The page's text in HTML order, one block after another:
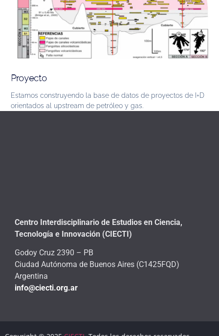
Proyecto
Estamos construyendo la base de datos de proyectos de I+D
orientados al upstream de petróleo y gas.
Centro Interdisciplinario de Estudios en Ciencia,
Tecnología e Innovación (CIECTI)
Godoy Cruz 2390 – PB
Ciudad Autónoma de Buenos Aires (C1425FQD)
Argentina
info@ciecti.org.ar